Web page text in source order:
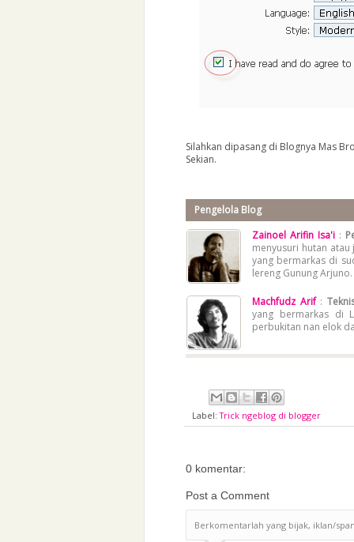
Silahkan dipasang di Blognya Mas
Sekian.
Pengelola Blog
Zainoel Arifin Isa'i :
menyusuri hutan
yang bermarkas di
lereng Gunung Arjuno.
Machfudz Arif :
yang bermarkas di
perbukitan nan elok
Label:Trick ngeblog di blogger
0 komentar:
Post a Comment
Berkomentarlah yang bijak, iklan/